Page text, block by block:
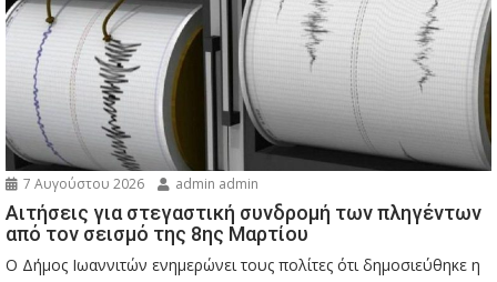
7 Αυγούστου 2026 admin admin
Αιτήσεις για στεγαστική συνδρομή των πληγέντων
από τον σεισμό της 8ης Μαρτίου
Ο Δήμος Ιωαννιτών ενημερώνει τους πολίτες ότι δημοσιεύθηκε η